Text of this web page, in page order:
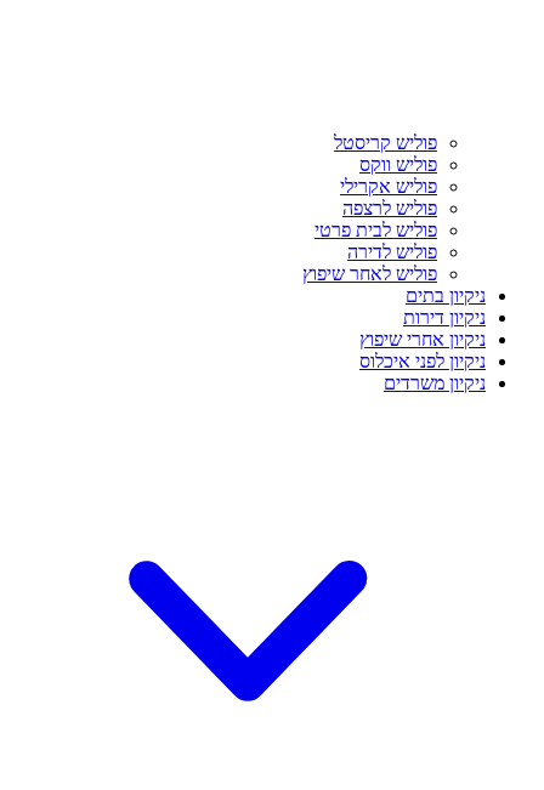
פוליש קריסטל
פוליש ווקס
פוליש אקרילי
פוליש לרצפה
פוליש לבית פרטי
פוליש לדירה
פוליש לאחר שיפוץ
ניקיון בתים
ניקיון דירות
ניקיון אחרי שיפוץ
ניקיון לפני איכלוס
ניקיון משרדים